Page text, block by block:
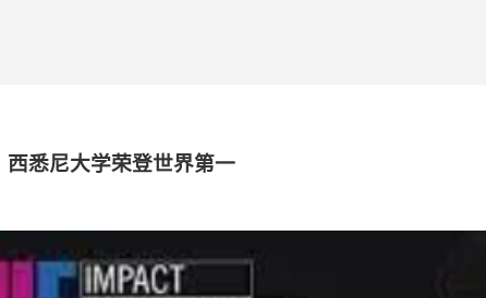
悉尼大学荣登世界第一